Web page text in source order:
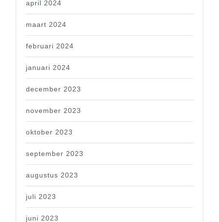
april 2024
maart 2024
februari 2024
januari 2024
december 2023
november 2023
oktober 2023
september 2023
augustus 2023
juli 2023
juni 2023